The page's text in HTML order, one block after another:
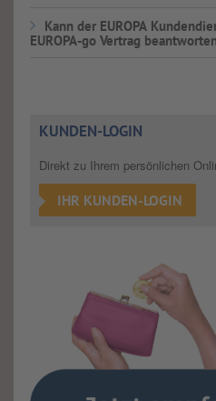
Kann der EUROPA
EUROPA-go Vertrag
KUNDEN-LOGIN
Direkt zu Ihrem persönlichen
IHR KUNDEN-LOGIN